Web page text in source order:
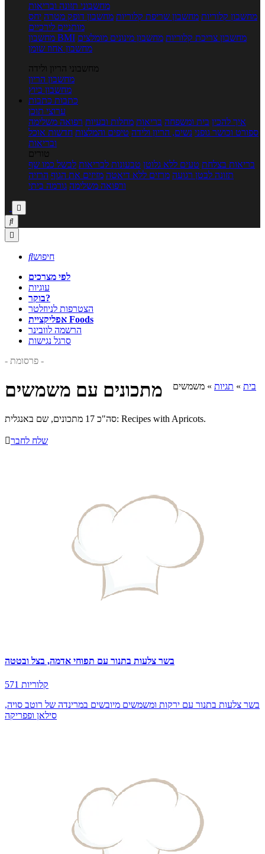
מחשבוני תזונה ובריאות
מחשבון קלוריות מחשבון שריפת קלוריות מחשבון דופק מטרה יחס
מותניים לירכיים
מחשבון BMI
מחשבון צריכת קלוריות מחשבון מינונים מומלצים
מחשבון אחוז שומן
מחשבוני הריון ולידה
מחשבון הריון
מחשבון ביוץ
כתבות כתבות
ערוצי תוכן
איך להכין בית ומשפחה בריאות מחלות ובעיות רפואה משלימה
ספורט וכושר גופני נשים, הריון ולידה טיפים והמלצות חדשות אוכל
ובריאות
טורים
בריאות בצלחת טעים ללא גלוטן טבעונות לבריאות לבשל כמו שף
תזונה לבטן רגועה מרזים ללא דיאטה מזיזים את הגוף הרזיה
ורפואה משלימה גורמה ביתי



חיפוש
לפי מצרכים
עוגיות
בוקר?
הצטרפות לניוזלטר
אפליקציית Foods
הרשמה לוובינר
סרגל נגישות
- פרסומת -
בית » תגיות » משמשים מתכונים עם משמשים
סה"כ 17 מתכונים, שם באנגלית: Recipes with Apricots.
שלח לחבר
בשר צלעות בתנור עם תפוחי אדמה, בצל ובטטה
571 קלוריות
בשר צלעות בתנור עם ירקות ומשמשים מיובשים במרינדה של רוטב סויה,
סילאן ופפריקה